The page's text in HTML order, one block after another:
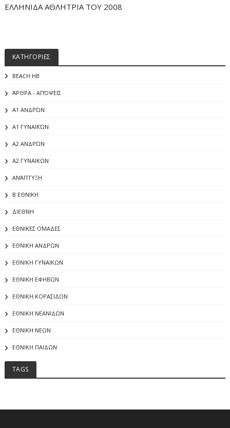
ΕΛΛΗΝΙΔΑ ΑΘΛΗΤΡΙΑ ΤΟΥ 2008
ΚΑΤΗΓΟΡΙΕΣ
BEACH HB
ΆΡΘΡΑ - ΑΠΌΨΕΙΣ
Α1 ΑΝΔΡΏΝ
Α1 ΓΥΝΑΙΚΏΝ
Α2 ΑΝΔΡΏΝ
Α2 ΓΥΝΑΙΚΩΝ
ΑΝΆΠΤΥΞΗ
Β ΕΘΝΙΚΗ
ΔΙΕΘΝΗ
ΕΘΝΙΚΕΣ ΟΜΑΔΕΣ
ΕΘΝΙΚΗ ΑΝΔΡΩΝ
ΕΘΝΙΚΗ ΓΥΝΑΙΚΩΝ
ΕΘΝΙΚΗ ΕΦΗΒΩΝ
ΕΘΝΙΚΗ ΚΟΡΑΣΙΔΩΝ
ΕΘΝΙΚΗ ΝΕΑΝΙΔΩΝ
ΕΘΝΙΚΗ ΝΕΩΝ
ΕΘΝΙΚΗ ΠΑΙΔΩΝ
TAGS